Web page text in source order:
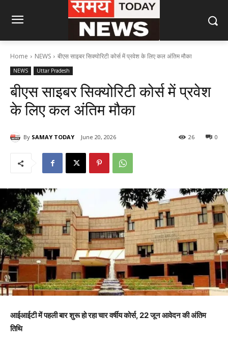
Home NEWS बीएस साइबर सिक्योरिटी कोर्स में प्रवेश के लिए कल अंतिम मौका
NEWS Uttar Pradesh
बीएस साइबर सिक्योरिटी कोर्स में प्रवेश
के लिए कल अंतिम मौका
By SAMAY TODAY June 20, 2026 0
26
आईआईटी में पहली बार शुरू हो रहा चार वर्षीय कोर्स, 22 जून आवेदन की अंतिम
तिथि